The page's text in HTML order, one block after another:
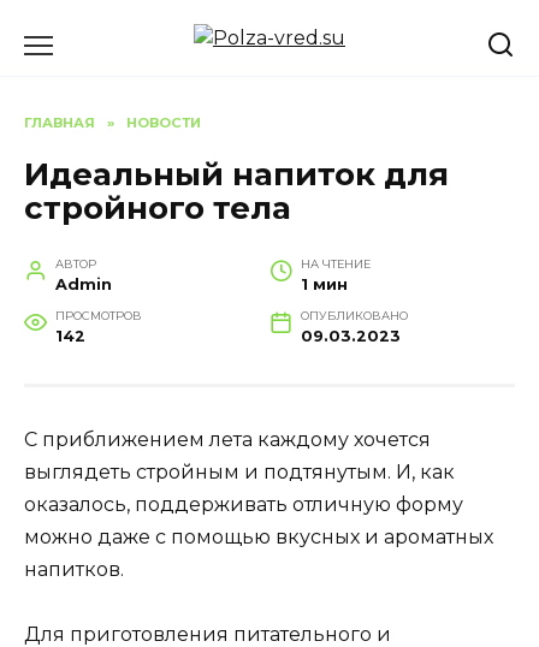
ГЛАВНАЯ » НОВОСТИ
Идеальный напиток для
стройного тела
АВТОР
Admin
НА ЧТЕНИЕ
1 мин
ПРОСМОТРОВ
142
ОПУБЛИКОВАНО
09.03.2023
С приближением лета каждому хочется
выглядеть стройным и подтянутым. И, как
оказалось, поддерживать отличную форму
можно даже с помощью вкусных и ароматных
напитков.
Для приготовления питательного и